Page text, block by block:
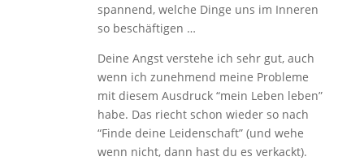
spannend, welche Dinge uns im Inneren
so beschäftigen …
Deine Angst verstehe ich sehr gut, auch
wenn ich zunehmend meine Probleme
mit diesem Ausdruck “mein Leben leben”
habe. Das riecht schon wieder so nach
“Finde deine Leidenschaft” (und wehe
wenn nicht, dann hast du es verkackt).